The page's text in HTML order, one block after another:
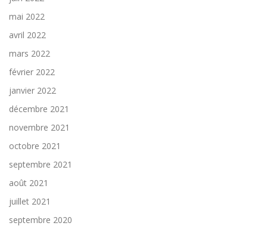
mai 2022
avril 2022
mars 2022
février 2022
janvier 2022
décembre 2021
novembre 2021
octobre 2021
septembre 2021
août 2021
juillet 2021
septembre 2020